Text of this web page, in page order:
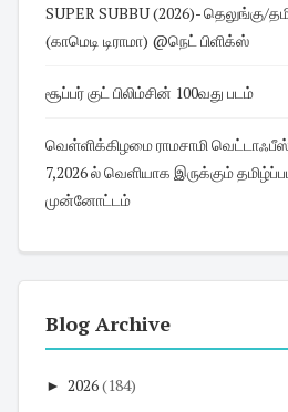
SUPER SUBBU (2026)- தெலுங்கு/தமிழ் - வெப் சீரிஸ்
(காமெடி டிராமா) @நெட் பிளிக்ஸ்
சூப்பர் குட் பிலிம்சின் 100வது படம்
வெள்ளிக்கிழமை ராமசாமி
7,2026 ல் வெளியாக இருக்கும்
முன்னோட்டம்
Blog Archive
► 2026(184)